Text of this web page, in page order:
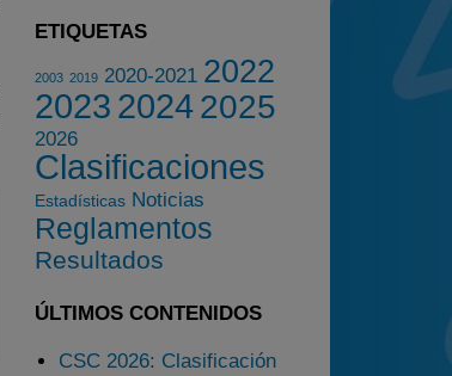
ETIQUETAS
2003 2019 2020-2021 2022
2023 20242025
2026
Clasificaciones
Estadísticas Noticias
Reglamentos
Resultados
ÚLTIMOS CONTENIDOS
CSC 2026: Clasificación